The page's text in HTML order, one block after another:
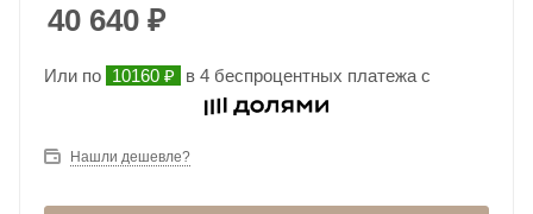
40 640 ₽
Или по 10160 ₽ в 4 беспроцентных платежа с
Нашли дешевле?